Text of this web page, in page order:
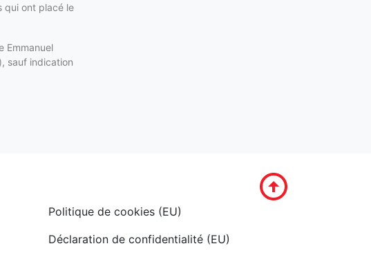
qui ont placé le
Emmanuel
sauf indication
Politique de cookies (EU)
Déclaration de confidentialité (EU)